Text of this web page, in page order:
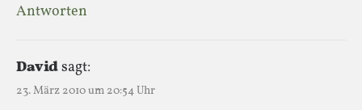
Antworten
Davidsagt:
23. März 2010 um 20:54 Uhr